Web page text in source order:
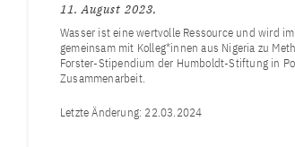
11. August 2023
Wasser ist eine wertvolle Ressource und wird
gemeinsam mit Kolleg*innen aus Nigeria zu
Forster-Stipendium der Humboldt-Stiftung in
Zusammenarbeit.
Letzte Änderung: 22.03.2024